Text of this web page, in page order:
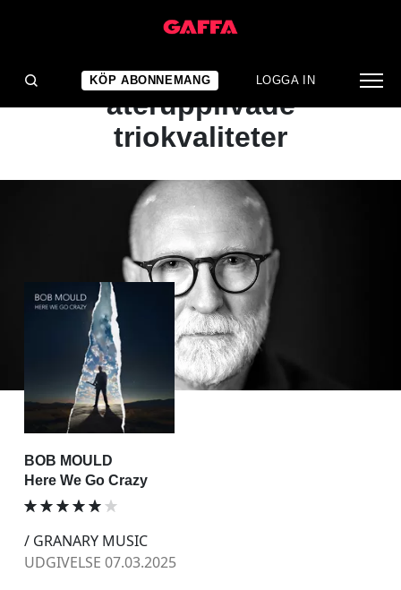
KÖP ABONNEMANG LOGGA IN
ALBUMRECENSION
Förfinade och
återupplivade
triokvaliteter
BOB MOULD
Here We Go Crazy
/ GRANARY MUSIC
UDGIVELSE 07.03.2025